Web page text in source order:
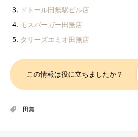
ドトール田無駅ビル店
モスバーガー田無店
タリーズエミオ田無店
この情報は役に立ちましたか？
田無